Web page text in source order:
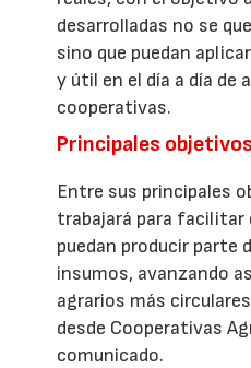
desarrolladas no se
sino que puedan
y útil en el día a día de
cooperativas.
Principales objetivos
Entre sus principales
trabajará para facilitar
puedan producir parte
insumos, avanzando
agrarios más
desde Cooperativas
comunicado.